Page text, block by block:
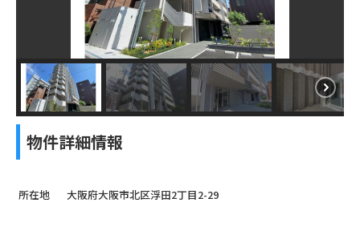
物件詳細情報
所在地 大阪府大阪市北区浮田2丁目2-29